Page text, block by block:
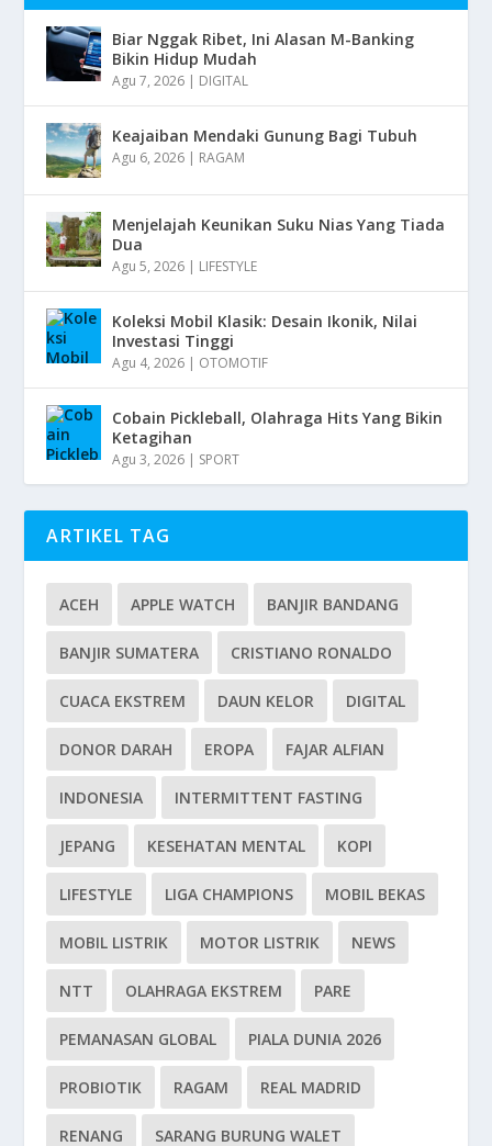
Biar Nggak Ribet, Ini Alasan M-Banking
Bikin Hidup Mudah
Agu 7, 2026 | DIGITAL
Keajaiban Mendaki Gunung Bagi Tubuh
Agu 6, 2026 | RAGAM
Menjelajah Keunikan Suku Nias Yang Tiada
Dua
Agu 5, 2026 | LIFESTYLE
Koleksi Mobil Klasik: Desain Ikonik, Nilai
Investasi Tinggi
Agu 4, 2026 | OTOMOTIF
Cobain Pickleball, Olahraga Hits Yang Bikin
Ketagihan
Agu 3, 2026 | SPORT
ARTIKEL TAG
ACEH APPLE WATCH BANJIR BANDANG
BANJIR SUMATERA CRISTIANO RONALDO
CUACA EKSTREM DAUN KELOR DIGITAL
DONOR DARAH EROPA FAJAR ALFIAN
INDONESIA INTERMITTENT FASTING
JEPANG KESEHATAN MENTAL KOPI
LIFESTYLE LIGA CHAMPIONS MOBIL BEKAS
MOBIL LISTRIK MOTOR LISTRIK NEWS
NTT OLAHRAGA EKSTREM PARE
PEMANASAN GLOBAL PIALA DUNIA 2026
PROBIOTIK RAGAM REAL MADRID
RENANG SARANG BURUNG WALET